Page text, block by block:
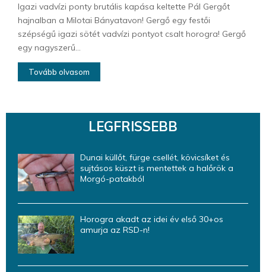
Igazi vadvízi ponty brutális kapása keltette Pál Gergőt
hajnalban a Milotai Bányatavon! Gergő egy festői
szépségű igazi sötét vadvízi pontyot csalt horogra! Gergő
egy nagyszerű...
Tovább olvasom
LEGFRISSEBB
Dunai küllőt, fürge csellét, kövicsíket és
sujtásos küszt is mentettek a halőrök a
Morgó-patakból
Horogra akadt az idei év első 30+os
amurja az RSD-n!